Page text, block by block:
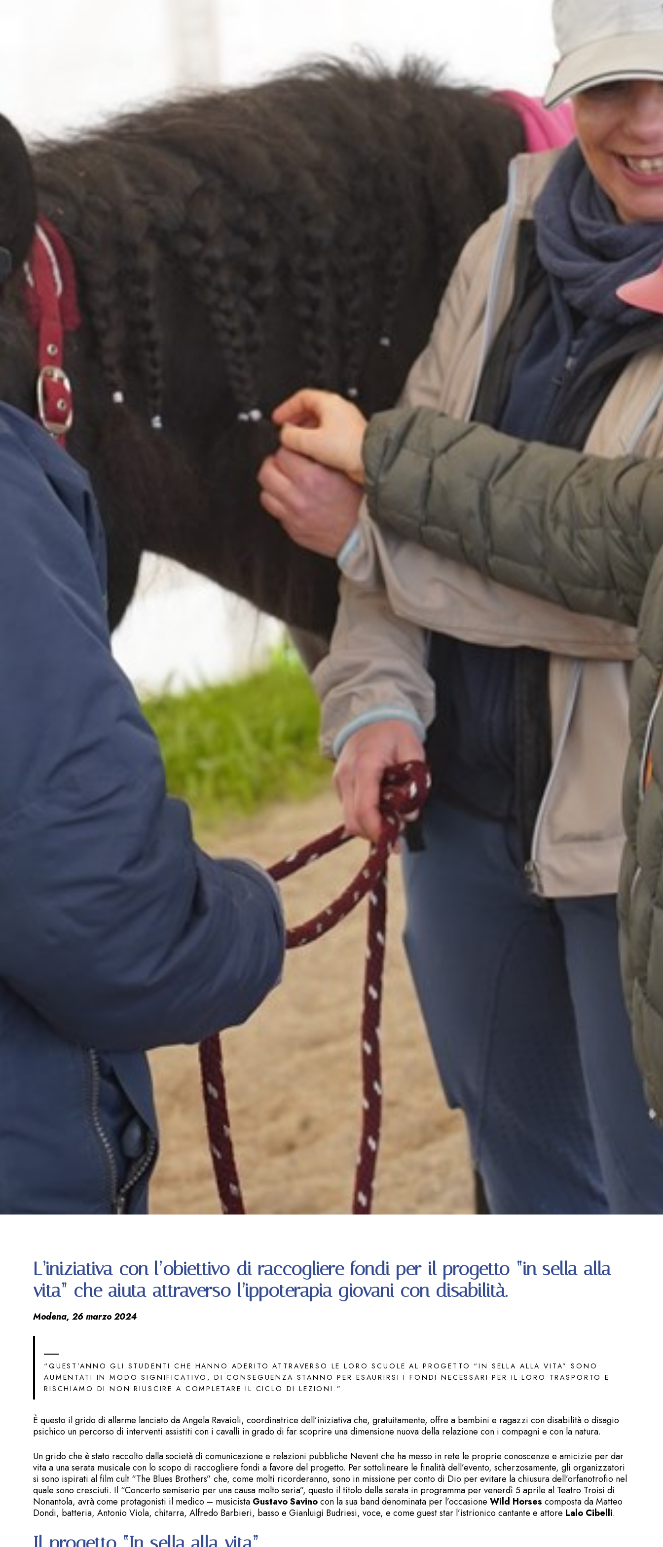
L’iniziativa con l’obiettivo di raccogliere fondi per il progetto “in sella alla
vita” che aiuta attraverso l’ippoterapia giovani con disabilità.
Modena, 26 marzo 2024
“QUEST’ANNO GLI STUDENTI CHE HANNO ADERITO ATTRAVERSO LE LORO SCUOLE AL PROGETTO “IN SELLA ALLA VITA” SONO
AUMENTATI IN MODO SIGNIFICATIVO, DI CONSEGUENZA STANNO PER ESAURIRSI I FONDI NECESSARI PER IL LORO TRASPORTO E
RISCHIAMO DI NON RIUSCIRE A COMPLETARE IL CICLO DI LEZIONI.”
È questo il grido di allarme lanciato da Angela Ravaioli, coordinatrice dell’iniziativa che, gratuitamente, offre a bambini e ragazzi con disabilità o disagio
psichico un percorso di interventi assistiti con i cavalli in grado di far scoprire una dimensione nuova della relazione con i compagni e con la natura.
Un grido che è stato raccolto dalla società di comunicazione e relazioni pubbliche Nevent che ha messo in rete le proprie conoscenze e amicizie per dar
vita a una serata musicale con lo scopo di raccogliere fondi a favore del progetto. Per sottolineare le finalità dell’evento, scherzosamente, gli organizzatori
si sono ispirati al film cult “The Blues Brothers” che, come molti ricorderanno, sono in missione per conto di Dio per evitare la chiusura dell’orfanotrofio nel
quale sono cresciuti. Il “Concerto semiserio per una causa molto seria”, questo il titolo della serata in programma per venerdì 5 aprile al Teatro Troisi di
Nonantola, avrà come protagonisti il medico – musicista Gustavo Savinocon la sua band denominata per l’occasioneWild Horses composta da Matteo
Dondi, batteria, Antonio Viola, chitarra, Alfredo Barbieri, basso e Gianluigi Budriesi, voce, e come guest star l’istrionico cantante e attore Lalo Cibelli.